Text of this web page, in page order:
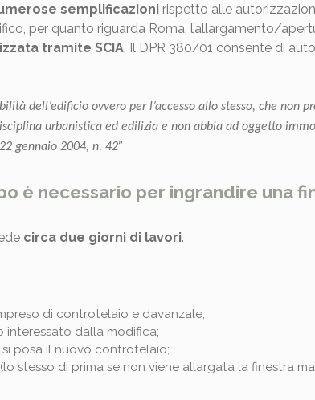
semplificazionirispetto alle
per quanto riguarda Roma, l’allargamento/
tramite SCIA. Il DPR 380/01 consente di
dell’edificio ovvero per l’accesso allo stesso, che
urbanistica ed edilizia e non abbia ad oggetto
gennaio 2004, n. 42”
è necessario per ingrandire una
circa due giorni di lavori.
di controtelaio e davanzale;
interessato dalla modifica;
posa il nuovo controtelaio;
stesso di prima se non viene allargata la finestra